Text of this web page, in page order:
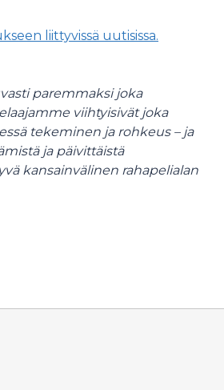
liittyvissä uutisissa.
paremmaksi joka
viihtyisivät joka
tekeminen ja rohkeus – ja
ja päivittäistä
kansainvälinen rahapelialan